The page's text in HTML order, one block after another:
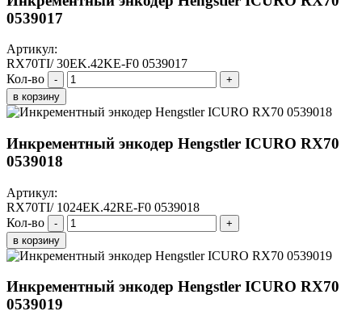
0539017
Артикул:
RX70TI/ 30EK.42KE-F0 0539017
Кол-во
-
+
в корзину
Инкрементный энкодер Hengstler ICURO RX70
0539018
Артикул:
RX70TI/ 1024EK.42RE-F0 0539018
Кол-во
-
+
в корзину
Инкрементный энкодер Hengstler ICURO RX70
0539019